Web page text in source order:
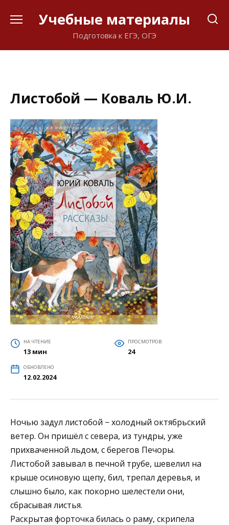
Учебные материалы
Подготовка к ЕГЭ, ОГЭ
Листобой — Коваль Ю.И.
НА ЧТЕНИЕ
13 мин
ПРОСМОТРОВ
24
ОБНОВЛЕНО
12.02.2024
Ночью задул листобой − холодный октябрьский
ветер. Он пришёл с севера, из тундры, уже
прихваченной льдом, с берегов Печоры.
Листобой завывал в печной трубе, шевелил на
крыше осиновую щепу, бил, трепал деревья, и
слышно было, как покорно шелестели они,
сбрасывая листья.
Раскрытая форточка билась о раму, скрипела